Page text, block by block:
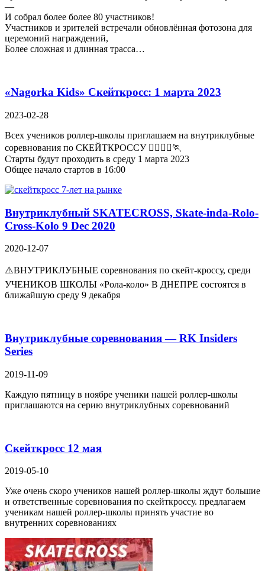
—
И собрал более более 80 участников!
Участников и зрителей встречали обновлённая фотозона для
церемоний награждений,
Более сложная и длинная трасса…
«Nagorka Kids» Скейткросс: 1 марта 2023
2023-02-28
Всех учеников роллер-школы приглашаем на внутриклубные
соревнования по СКЕЙТКРОССУ 🏃‍♂️🏃‍♀️🏃
Старты будут проходить в среду 1 марта 2023
Общее начало стартов в 16:00
Внутриклубный SKATECROSS, Skate-inda-Rolo-
Cross-Kolo 9 Dec 2020
2020-12-07
⚠️ВНУТРИКЛУБНЫЕ соревнования по скейт-кросcу, среди
УЧЕНИКОВ ШКОЛЫ «Рола-коло» В ДНЕПРЕ состоятся в
ближайшую среду 9 декабря
Внутриклубные соревнования — RK Insiders
Series
2019-11-09
Каждую пятницу в ноябре ученики нашей роллер-школы
приглашаются на серию внутриклубных соревнований
Скейткросс 12 мая
2019-05-10
Уже очень скоро учеников нашей роллер-школы ждут большие
и ответственные соревнования по скейткроссу. предлагаем
ученикам нашей роллер-школы принять участие во
внутренних соревнованиях